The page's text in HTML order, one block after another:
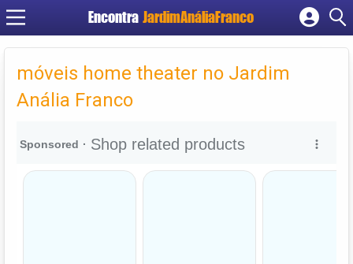
Encontra JardimAnáliaFranco
Cadastrar empresa
Criar conta
móveis home theater no Jardim
Anália Franco